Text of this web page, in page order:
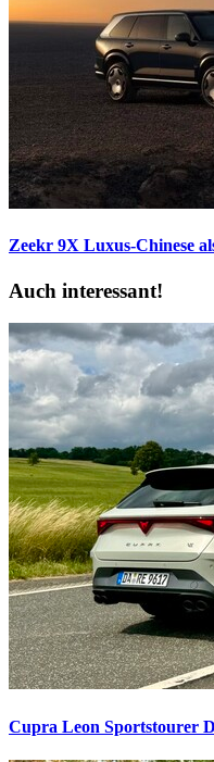
Zeekr 9X Luxus-Chinese
Auch interessant!
Cupra Leon Sportstourer